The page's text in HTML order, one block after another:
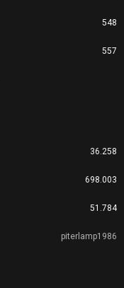
548
557
36.258
698.003
51.784
piterlamp1986